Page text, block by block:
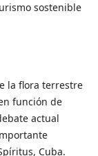
sostenible
la flora terrestre
función de
actual
Cuba.